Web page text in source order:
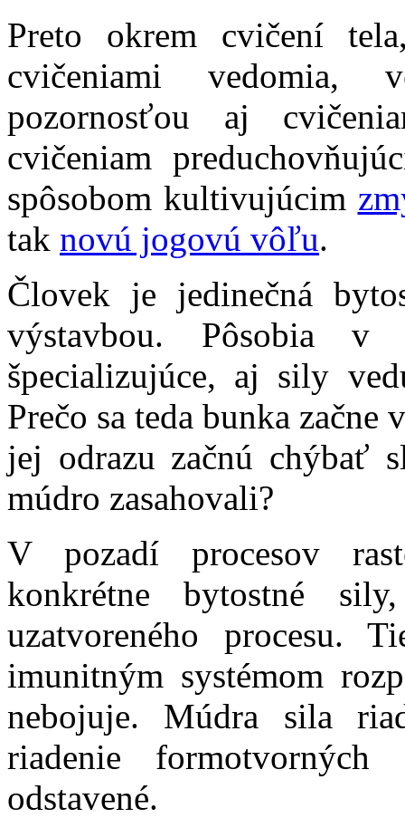
Preto okrem cvičení
cvičeniami vedomia,
pozornosťou aj
cvičeniam
spôsobom kultivujúcim
tak novú jogovú vôľu.
Človek je jedinečná
výstavbou. Pôsobia
špecializujúce, aj sily
Prečo sa teda bunka
jej odrazu začnú chýbať
múdro zasahovali?
V pozadí procesov
konkrétne bytostné
uzatvoreného procesu.
imunitným systémom
nebojuje. Múdra sila
riadenie
odstavené.